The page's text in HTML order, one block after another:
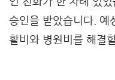
승인을 받았습니다. 예
활비와 병원비를 해결